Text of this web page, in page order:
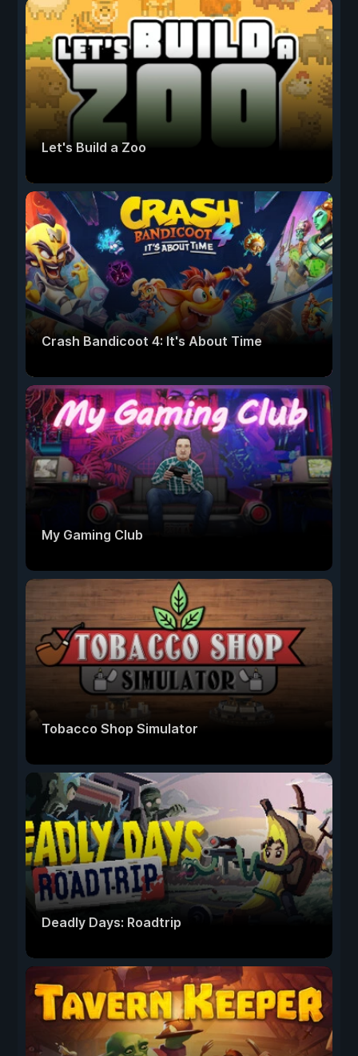
Let's Build a Zoo
Crash Bandicoot 4: It's About Time
My Gaming Club
Tobacco Shop Simulator
Deadly Days: Roadtrip